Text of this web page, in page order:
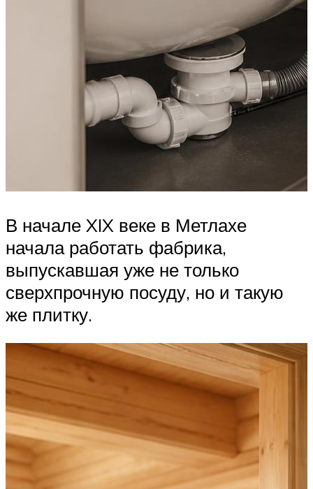
В начале XIX веке в Метлахе
начала работать фабрика,
выпускавшая уже не только
сверхпрочную посуду, но и такую
же плитку.